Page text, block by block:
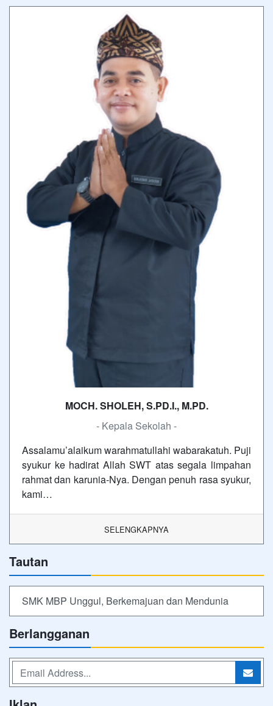
MOCH. SHOLEH, S.PD.I., M.PD.
- Kepala Sekolah -
Assalamu’alaikum warahmatullahi wabarakatuh. Puji
syukur ke hadirat Allah SWT atas segala limpahan
rahmat dan karunia-Nya. Dengan penuh rasa syukur,
kami…
SELENGKAPNYA
Tautan
SMK MBP Unggul, Berkemajuan dan Mendunia
Berlangganan